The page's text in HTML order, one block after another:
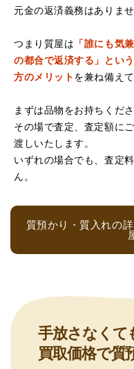
（京都府亀岡市）他店
まりお売りしたくないと
は電話対応からも誠実
しようと思っておりま
す。
（大阪府大阪市）とて
組みもお教えいただけ
ました。宜しくお願い
ルに詳しいの流石の一言
元金の返済義務はありませ
つまり質屋は 「誰にも気
の都合で返済する」とい
方のメリットを兼ね備え
まずは品物をお持ちくださ
その場で査定、査定額に
渡しいたします。
いずれの場合でも、査定
ん。
質預かり・質入れの
手放さなくて
買取価格で質